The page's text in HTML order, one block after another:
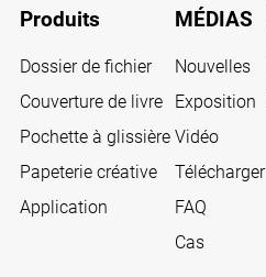
Produits
Dossier de fichier
Couverture de livre
Pochette à glissière
Papeterie créative
Application
MÉDIAS
Nouvelles
Exposition
Vidéo
Télécharger
FAQ
Cas